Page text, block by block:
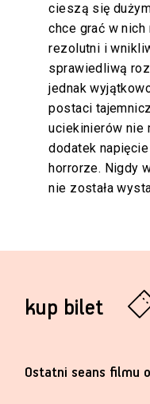
kup bilet
Ostatni seans filmu
cieszą się
chce grać w
rezolutni i
sprawiedliwą
jednak
postaci
uciekinierów nie
dodatek
horrorze. Nigdy
nie została